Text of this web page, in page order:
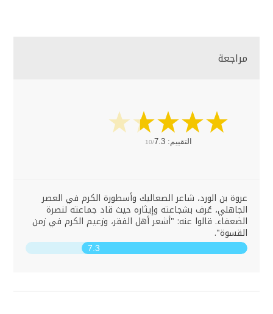
مراجعة
التقييم: 10/7.3
عروة بن الورد، شاعر الصعاليك وأسطورة الكرم في العصر
الجاهلي، عُرف بشجاعته وإيثاره حيث قاد جماعته لنصرة
الضعفاء. قالوا عنه: "أشعر أهل الفقر، وزعيم الكرم في زمن
القسوة".
7.3